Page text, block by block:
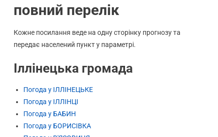
повний перелік
Кожне посилання веде на одну сторінку прогнозу та
передає населений пункт у параметрі.
Іллінецька громада
Погода у ІЛЛІНЕЦЬКЕ
Погода у ІЛЛІНЦІ
Погода у БАБИН
Погода у БОРИСІВКА